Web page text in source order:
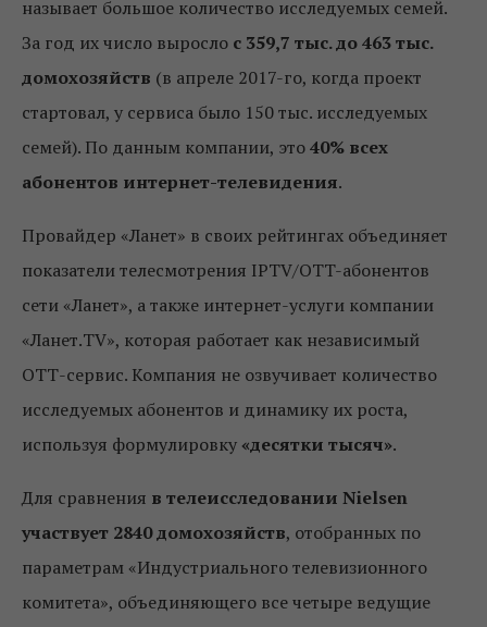
называет большое количество исследуемых семей.
За год их число выросло с 359,7 тыс. до 463 тыс.
домохозяйств (в апреле 2017-го, когда проект
стартовал, у сервиса было 150 тыс. исследуемых
семей). По данным компании, это40% всех
абонентов интернет-телевидения.
Провайдер «Ланет» в своих рейтингах объединяет
показатели телесмотрения IPTV/OTT-абонентов
сети «Ланет», а также интернет-услуги компании
«Ланет.TV», которая работает как независимый
ОТТ-сервис. Компания не озвучивает количество
исследуемых абонентов и динамику их роста,
используя формулировку «десятки тысяч».
Для сравнения в телеисследовании Nielsen
участвует 2840 домохозяйств, отобранных по
параметрам «Индустриального телевизионного
комитета», объединяющего все четыре ведущие